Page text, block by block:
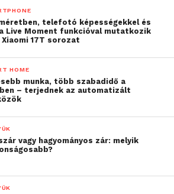
telefotó képességekkel és
Live Moment funkcióval mutatkozik
Xiaomi 17T sorozat
HOME
munka, több szabadidő a
– terjednek az automatizált
vagy hagyományos zár: melyik